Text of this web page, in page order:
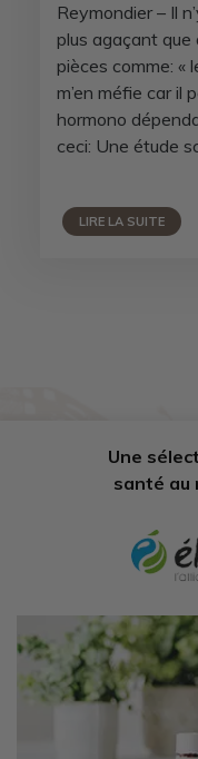
Reymondier – Il
plus agaçant
pièces comme: «
m’en méfie car il
hormono
ceci: Une étude
LIRE LA SUITE
Une
santé au